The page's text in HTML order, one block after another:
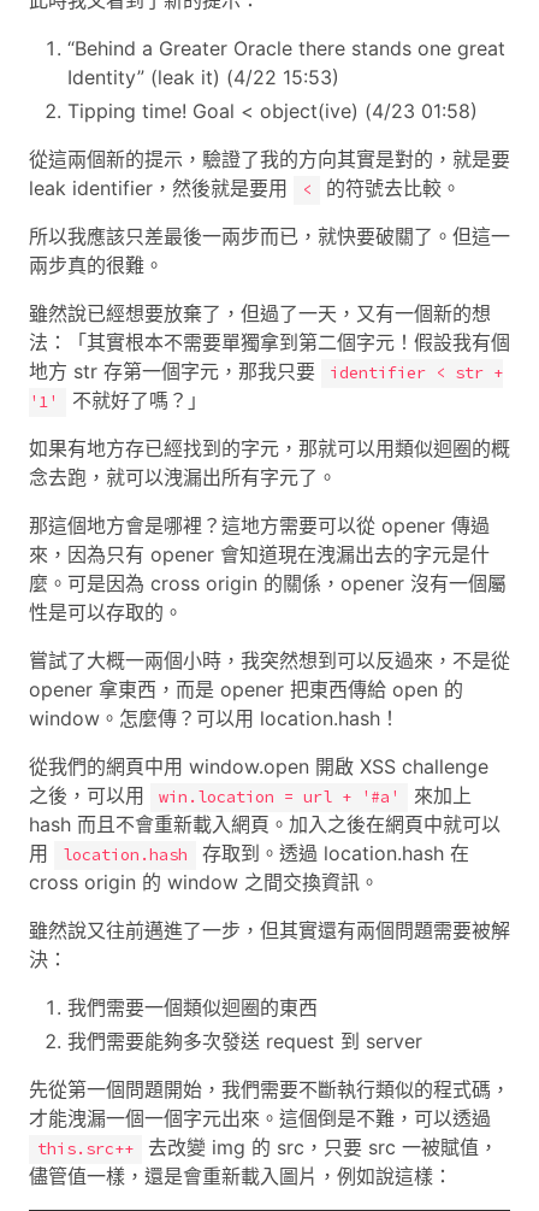
“Behind a Greater Oracle there stands one great
Identity” (leak it) (4/22 15:53)
Tipping time! Goal < object(ive) (4/23 01:58)
從這兩個新的提示，驗證了我的方向其實是對的，就是要
leak identifier，然後就是要用
<
的符號去比較。
所以我應該只差最後一兩步而已，就快要破關了。但這一
兩步真的很難。
雖然說已經想要放棄了，但過了一天，又有一個新的想
法：「其實根本不需要單獨拿到第二個字元！假設我有個
地方 str 存第一個字元，那我只要
identifier < str +
'1'
不就好了嗎？」
如果有地方存已經找到的字元，那就可以用類似迴圈的概
念去跑，就可以洩漏出所有字元了。
那這個地方會是哪裡？這地方需要可以從 opener 傳過
來，因為只有 opener 會知道現在洩漏出去的字元是什
麼。可是因為 cross origin 的關係，opener 沒有一個屬
性是可以存取的。
嘗試了大概一兩個小時，我突然想到可以反過來，不是從
opener 拿東西，而是 opener 把東西傳給 open 的
window。怎麼傳？可以用 location.hash！
從我們的網頁中用 window.open 開啟 XSS challenge
之後，可以用
win.location = url + '#a'
來加上
hash 而且不會重新載入網頁。加入之後在網頁中就可以
用
location.hash
存取到。透過 location.hash 在
cross origin 的 window 之間交換資訊。
雖然說又往前邁進了一步，但其實還有兩個問題需要被解
決：
我們需要一個類似迴圈的東西
我們需要能夠多次發送 request 到 server
先從第一個問題開始，我們需要不斷執行類似的程式碼，
才能洩漏一個一個字元出來。這個倒是不難，可以透過
this.src++
去改變 img 的 src，只要 src 一被賦值，
儘管值一樣，還是會重新載入圖片，例如說這樣：